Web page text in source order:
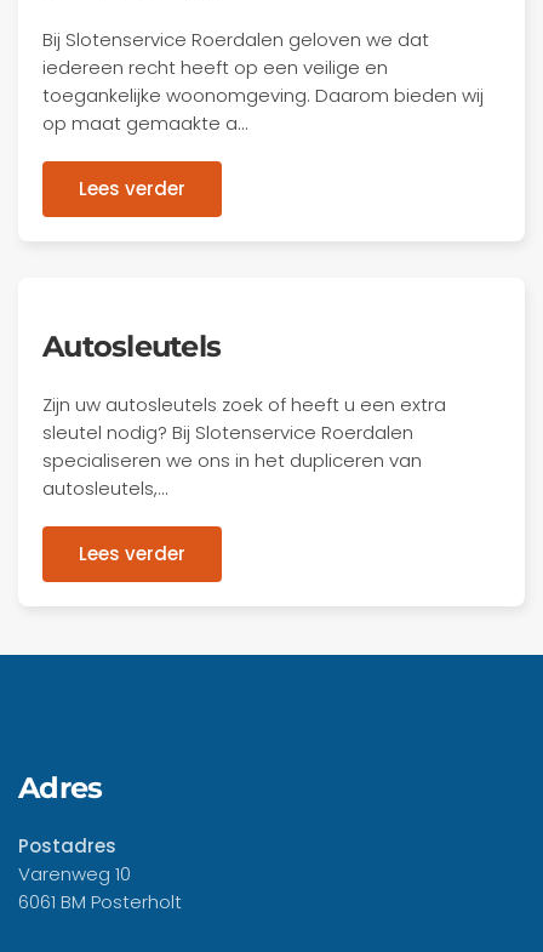
Bij Slotenservice Roerdalen geloven we dat
iedereen recht heeft op een veilige en
toegankelijke woonomgeving. Daarom bieden wij
op maat gemaakte a…
Lees verder
Autosleutels
Zijn uw autosleutels zoek of heeft u een extra
sleutel nodig? Bij Slotenservice Roerdalen
specialiseren we ons in het dupliceren van
autosleutels,…
Lees verder
Adres
Postadres
Varenweg 10
6061 BM Posterholt